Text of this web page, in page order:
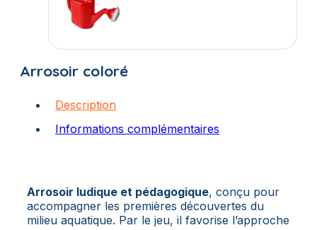
Arrosoir coloré
Description
Informations complémentaires
Arrosoir ludique et pédagogique, conçu pour
accompagner les premières découvertes du
milieu aquatique. Par le jeu, il favorise l’approche